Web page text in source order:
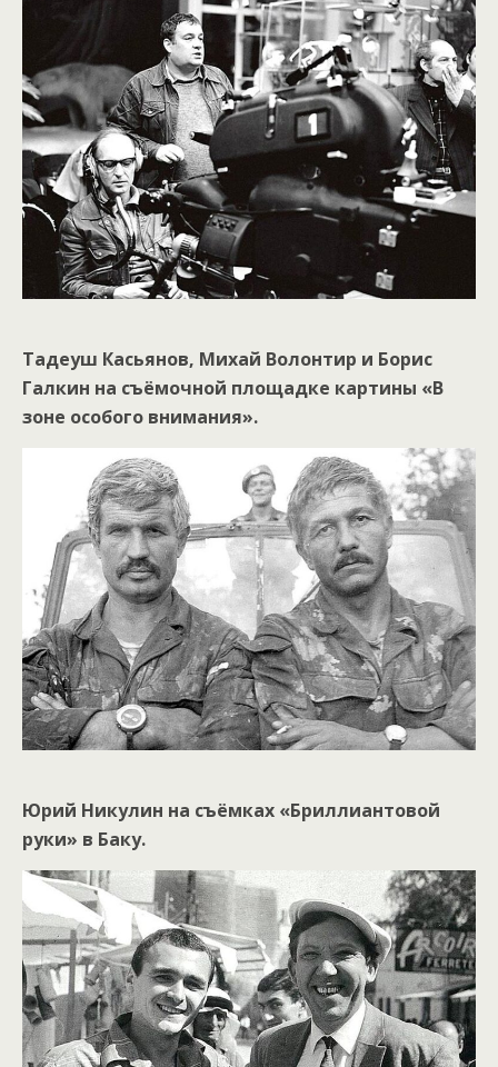
Тадеуш Касьянов, Михай Волонтир и Борис
Галкин на съёмочной площадке картины «В
зоне особого внимания».
Юрий Никулин на съёмках «Бриллиантовой
руки» в Баку.